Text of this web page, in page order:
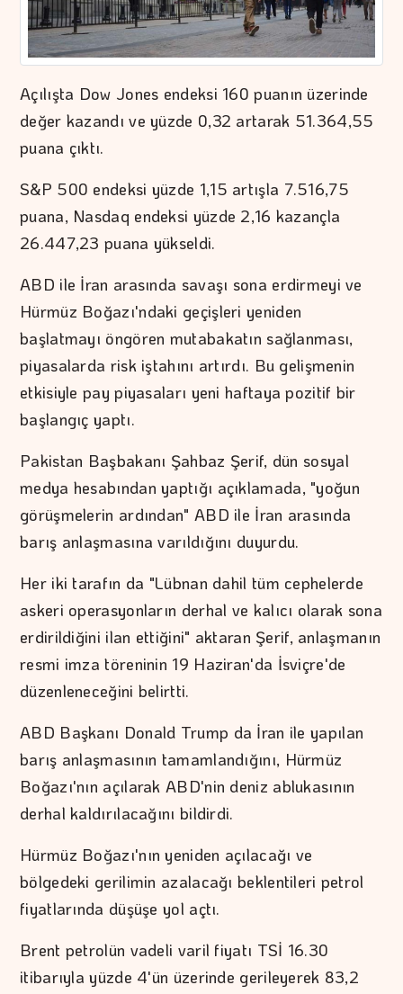
Açılışta Dow Jones endeksi 160 puanın üzerinde
değer kazandı ve yüzde 0,32 artarak 51.364,55
puana çıktı.
S&P 500 endeksi yüzde 1,15 artışla 7.516,75
puana, Nasdaq endeksi yüzde 2,16 kazançla
26.447,23 puana yükseldi.
ABD ile İran arasında savaşı sona erdirmeyi ve
Hürmüz Boğazı'ndaki geçişleri yeniden
başlatmayı öngören mutabakatın sağlanması,
piyasalarda risk iştahını artırdı. Bu gelişmenin
etkisiyle pay piyasaları yeni haftaya pozitif bir
başlangıç yaptı.
Pakistan Başbakanı Şahbaz Şerif, dün sosyal
medya hesabından yaptığı açıklamada, "yoğun
görüşmelerin ardından" ABD ile İran arasında
barış anlaşmasına varıldığını duyurdu.
Her iki tarafın da "Lübnan dahil tüm cephelerde
askeri operasyonların derhal ve kalıcı olarak sona
erdirildiğini ilan ettiğini" aktaran Şerif, anlaşmanın
resmi imza töreninin 19 Haziran'da İsviçre'de
düzenleneceğini belirtti.
ABD Başkanı Donald Trump da İran ile yapılan
barış anlaşmasının tamamlandığını, Hürmüz
Boğazı'nın açılarak ABD'nin deniz ablukasının
derhal kaldırılacağını bildirdi.
Hürmüz Boğazı'nın yeniden açılacağı ve
bölgedeki gerilimin azalacağı beklentileri petrol
fiyatlarında düşüşe yol açtı.
Brent petrolün vadeli varil fiyatı TSİ 16.30
itibarıyla yüzde 4'ün üzerinde gerileyerek 83,2